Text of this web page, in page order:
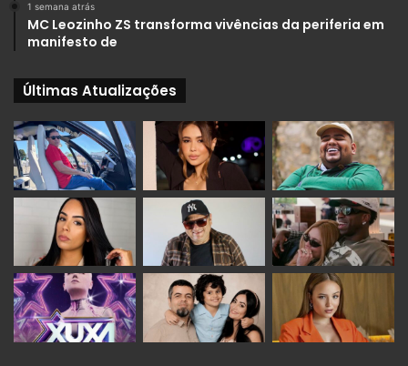
1 semana atrás
MC Leozinho ZS transforma vivências da periferia em
manifesto de
Últimas Atualizações